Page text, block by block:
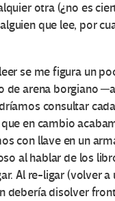
otra (¿no es
que lee, por
se me figura un
de arena borgiano
consultar
en cambio
con llave en un
al hablar de los
Al re-ligar (volver a
debería disolver